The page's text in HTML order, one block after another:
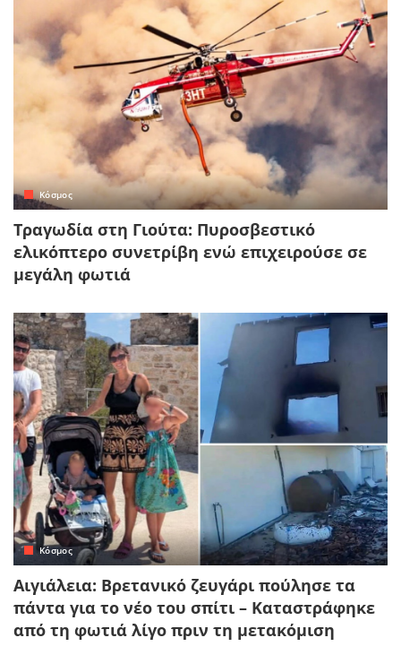
Κόσμος
Τραγωδία στη Γιούτα: Πυροσβεστικό
ελικόπτερο συνετρίβη ενώ επιχειρούσε σε
μεγάλη φωτιά
Κόσμος
Αιγιάλεια: Βρετανικό ζευγάρι πούλησε τα
πάντα για το νέο του σπίτι – Καταστράφηκε
από τη φωτιά λίγο πριν τη μετακόμιση